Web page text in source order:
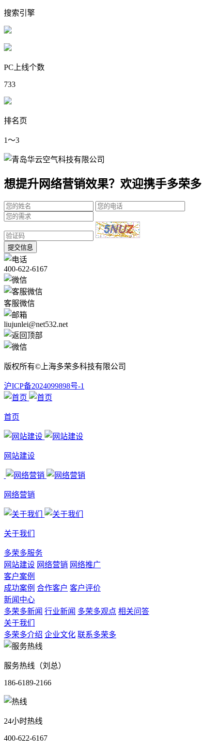
搜索引擎
PC上线个数
733
排名页
1～3
想提升网络营销效果？欢迎携手多荣多
提交信息
400-622-6167
客服微信
liujunlei@net532.net
版权所有©上海多荣多科技有限公司
沪ICP备2024099898号-1
首页
网站建设
网络营销
关于我们
多荣多服务
网站建设 网络营销 网络推广
客户案例
成功案例 合作客户 客户评价
新闻中心
多荣多新闻 行业新闻 多荣多观点 相关问答
关于我们
多荣多介绍 企业文化 联系多荣多
服务热线（刘总）
186-6189-2166
24小时热线
400-622-6167